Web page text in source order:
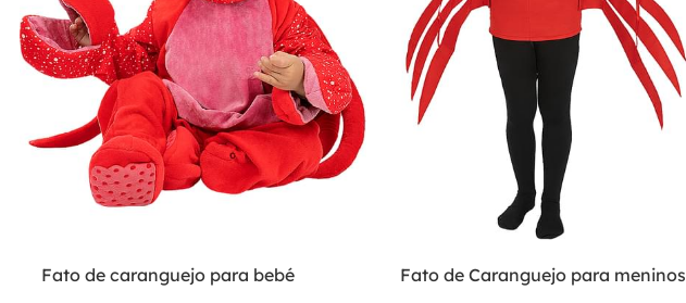
Fato de caranguejo para bebé Fato de Caranguejo para meninos